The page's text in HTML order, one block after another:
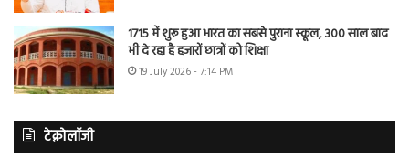
1715 में शुरू हुआ भारत का सबसे पुराना स्कूल, 300 साल बाद
भी दे रहा है हजारों छात्रों को शिक्षा
19 July 2026 - 7:14 PM
टेक्नोलॉजी